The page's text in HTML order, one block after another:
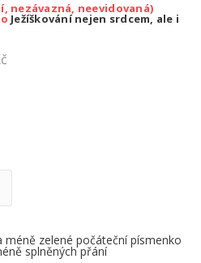
nezávazná, neevidovaná)
Ježíškování nejen srdcem, ale i
méně zelené počáteční písmenko
splněných přání